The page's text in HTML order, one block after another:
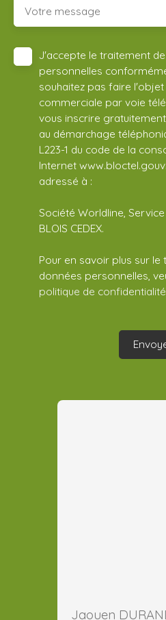
Votre message
J'accepte le traitement
personnelles
souhaitez pas faire
commerciale par voie
vous inscrire
au démarchage
L223-1 du code de la
Internet
adressé à :
Société Worldline, Service
BLOIS CEDEX.
Pour en savoir plus sur
données personnelles,
politique de confidentialité
Jaouen